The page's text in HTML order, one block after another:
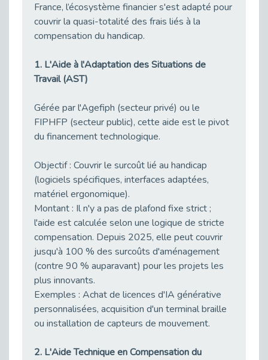
Handicap auditif en entreprise, aménagements pour sécuriser la communication - vidéo
Publié le 09/03/2026
Publié le 09/03/2026
Handicap auditif au travail : rendre l’invisible accessible
Publié le 02/03/2026
Publié le 26/02/2026
Le FALC : Bien plus qu'une écriture, un levier d'inclusion
Publié le 25/02/2026
Sport2Job Clichy : Quand le terrain devient le plus beau des bureaux
Publié le 25/02/2026
Publié le 25/02/2026
Publié le 24/02/2026
Parcours THalents : La complémentarité au service de l'Emploi.
Publié le 24/02/2026
Publié le 20/02/2026
France, l’écosystème financier s'est adapté pour
couvrir la quasi-totalité des frais liés à la
compensation du handicap.
1. L'Aide à l'Adaptation des Situations de
Travail (AST)
Gérée par l'Agefiph (secteur privé) ou le
FIPHFP (secteur public), cette aide est le pivot
du financement technologique.
Objectif : Couvrir le surcoût lié au handicap
(logiciels spécifiques, interfaces adaptées,
matériel ergonomique).
Montant : Il n'y a pas de plafond fixe strict ;
l'aide est calculée selon une logique de stricte
compensation. Depuis 2025, elle peut couvrir
jusqu'à 100 % des surcoûts d'aménagement
(contre 90 % auparavant) pour les projets les
plus innovants.
Exemples : Achat de licences d'IA générative
personnalisées, acquisition d'un terminal braille
ou installation de capteurs de mouvement.
2. L'Aide Technique en Compensation du